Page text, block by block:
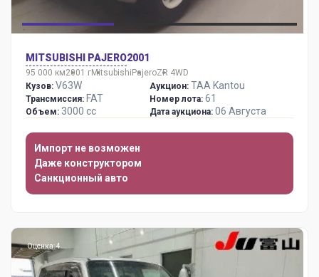
MITSUBISHI PAJERO2001
95 000 км2001 гMitsubishiPajeroZR 4WD
Кузов: V63W
Трансмиссия: FAT
Объем: 3000 сс
Аукцион: TAA Kantou
Номер лота: 61
Дата аукциона: 06 Августа
Импорт не возможен
Даже конструктором
Санкционный авто
Оценка: 4